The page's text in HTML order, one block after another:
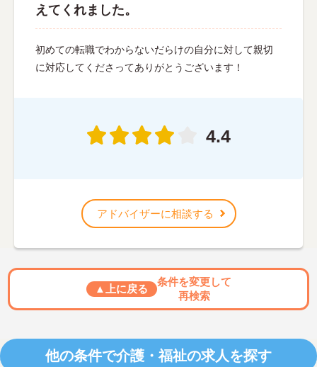
えてくれました。
初めての転職でわからないだらけの自分に対して親切
に対応してくださってありがとうございます！
4.4
アドバイザーに相談する
▲上に戻る
条件を変更して
再検索
他の条件で介護・福祉の求人を探す